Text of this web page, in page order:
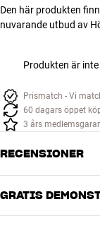
Logga in
Kundtjänst
Företag
Den här produkten
nuvarande utbud av
Produkten är
Prismatch - Vi
60 dagars öppet
3 års
RECENSIONER
GRATIS